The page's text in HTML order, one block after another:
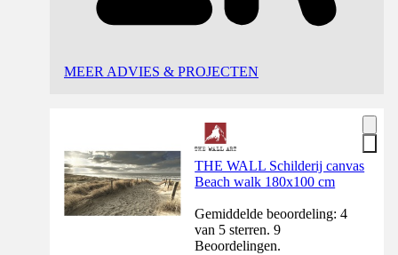
MEER ADVIES & PROJECTEN
THE WALL Schilderij canvas
Beach walk 180x100 cm
Gemiddelde beoordeling: 4
van 5 sterren. 9
Beoordelingen.